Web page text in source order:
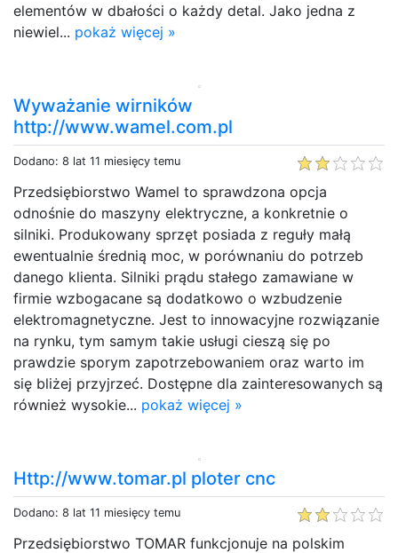
elementów w dbałości o każdy detal. Jako jedna z
niewiel... pokaż więcej »
Wyważanie wirników
http://www.wamel.com.pl
Dodano: 8 lat 11 miesięcy temu
Przedsiębiorstwo Wamel to sprawdzona opcja
odnośnie do maszyny elektryczne, a konkretnie o
silniki. Produkowany sprzęt posiada z reguły małą
ewentualnie średnią moc, w porównaniu do potrzeb
danego klienta. Silniki prądu stałego zamawiane w
firmie wzbogacane są dodatkowo o wzbudzenie
elektromagnetyczne. Jest to innowacyjne rozwiązanie
na rynku, tym samym takie usługi cieszą się po
prawdzie sporym zapotrzebowaniem oraz warto im
się bliżej przyjrzeć. Dostępne dla zainteresowanych są
również wysokie... pokaż więcej »
Http://www.tomar.pl ploter cnc
Dodano: 8 lat 11 miesięcy temu
Przedsiębiorstwo TOMAR funkcjonuje na polskim